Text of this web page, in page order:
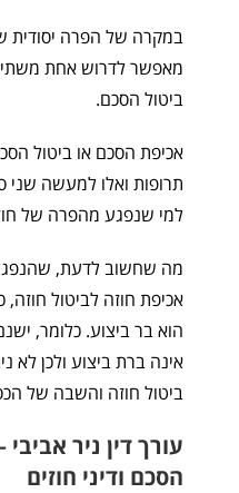
במקרה של הפרה
מאפשר לדרוש אחת משתי
ביטול הסכם.
אכיפת הסכם או ביטול
תרופות ואלו למעשה שני
למי שנפגע מהפרה של
מה שחשוב לדעת,
אכיפת חוזה לביטול
הוא בר ביצוע. כלומר,
אינה ברת ביצוע ולכן לא
ביטול חוזה והשבה של
עורך דין ניר
הסכם ודיני חוזים